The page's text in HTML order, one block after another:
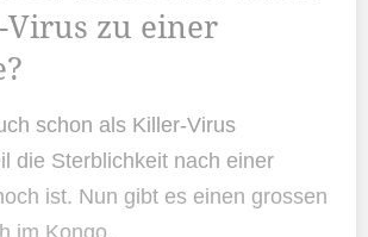
zu einer
schon als Killer-Virus
die Sterblichkeit nach einer
ist. Nun gibt es einen grossen
im Kongo.